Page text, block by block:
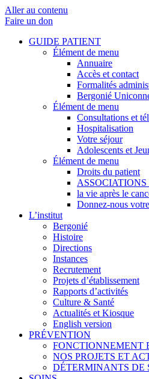
Aller au contenu
Faire un don
GUIDE PATIENT
Élément de menu
Annuaire
Accès et contact
Formalités
Bergonié
Élément de menu
Consultations et
Hospitalisation
Votre séjour
Adolescents et
Élément de menu
Droits du patient
ASSOCIATIONS
la vie après le
Donnez-nous
L’institut
Bergonié
Histoire
Directions
Instances
Recrutement
Projets d’établissement
Rapports d’activités
Culture & Santé
Actualités et Kiosque
English version
PRÉVENTION
FONCTIONNEMENT
NOS PROJETS ET
DÉTERMINANTS DE